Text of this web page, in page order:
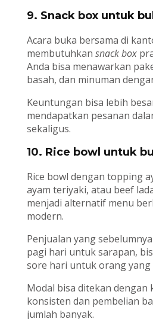
9. Snack box untuk
Acara buka bersama di
membutuhkan snack box
Anda bisa menawarkan
basah, dan minuman
Keuntungan bisa lebih
mendapatkan pesanan
sekaligus.
10. Rice bowl untuk
Rice bowl dengan topping
ayam teriyaki, atau beef
menjadi alternatif menu
modern.
Penjualan yang
pagi hari untuk sarapan,
sore hari untuk orang yang
Modal bisa ditekan
konsisten dan pembelian
jumlah banyak.